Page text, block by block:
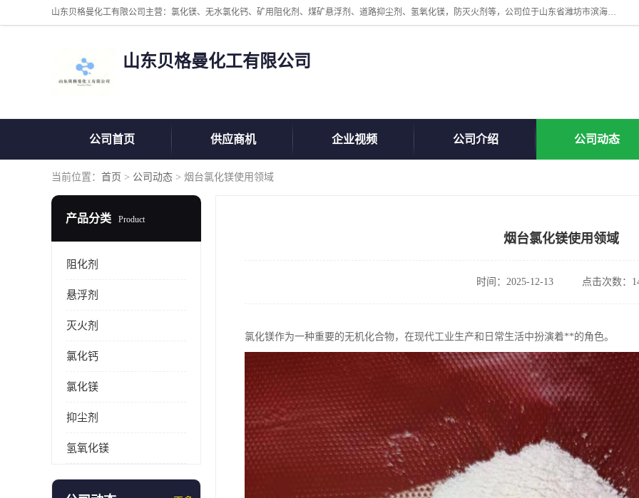
山东贝格曼化工有限公司主营：氯化镁、无水氯化钙、矿用阻化剂、煤矿悬浮剂、道路抑尘剂、氢氧化镁，防灭火剂等，公司位于山东省潍坊市滨海经济开发区,是专业从事对各种精细化工集研究、开发、制造于一体的现代化大型跨境化工企业，公司本着诚信经营、给每一位客户提供专业服务。
山东贝格曼化工有限公司
公司首页 供应商机 企业视频 公司介绍 公司动态
当前位置： 首页 > 公司动态 > 烟台氯化镁使用领域
产品分类 Product
阻化剂
悬浮剂
灭火剂
氯化钙
氯化镁
抑尘剂
氢氧化镁
烟台氯化镁使用领域
时间：2025-12-13 点击次数：
氯化镁作为一种重要的无机化合物，在现代工业生产和日常生活中扮演着**的角色。